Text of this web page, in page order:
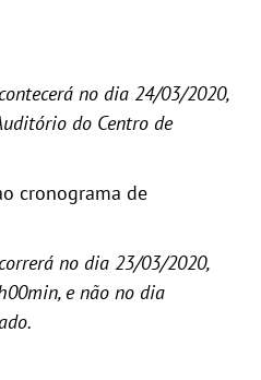
no dia 24/03/2020,
do Centro de
cronograma de
no dia 23/03/2020,
e não no dia